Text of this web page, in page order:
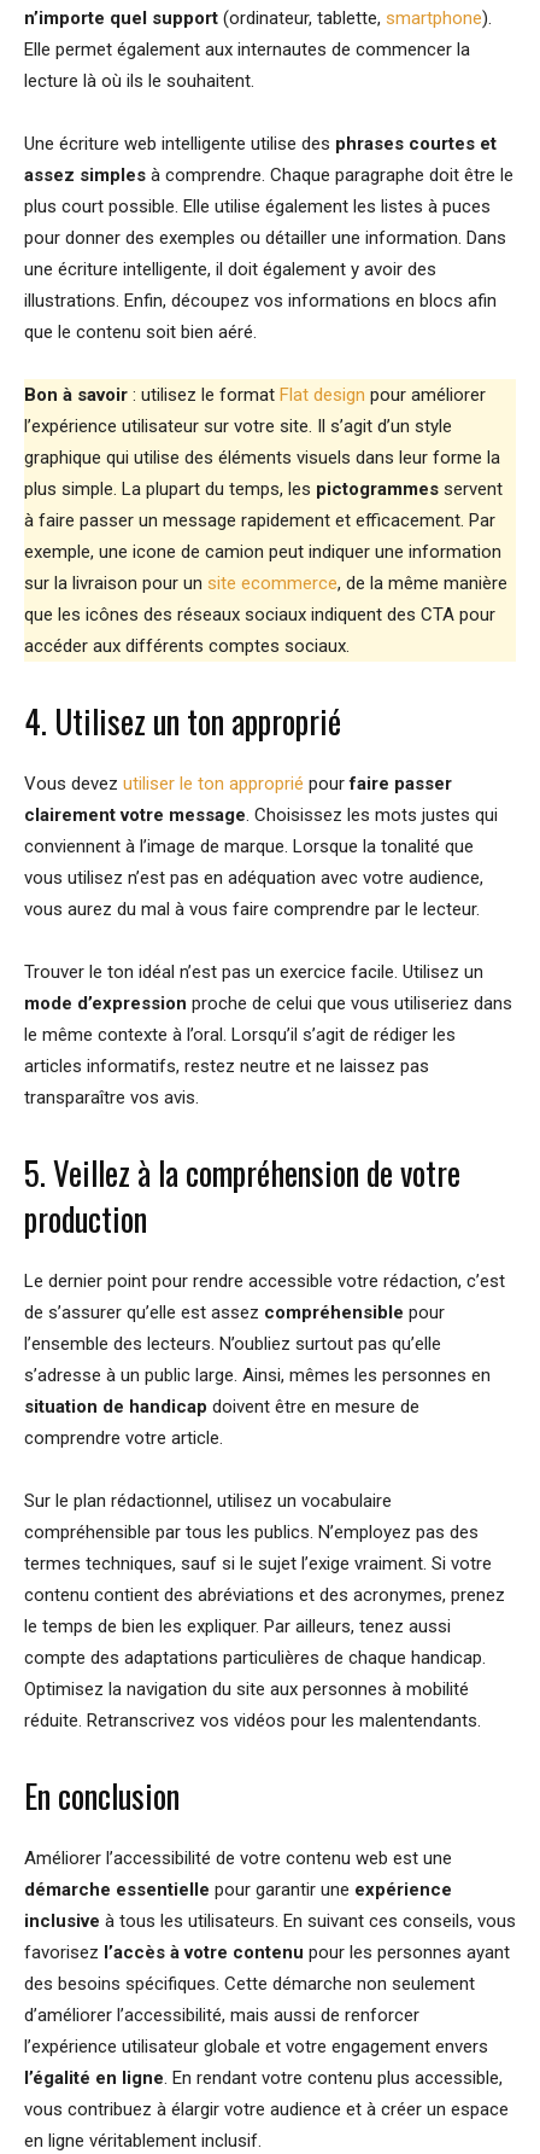
n’importe quel support (ordinateur, tablette, smartphone).
Elle permet également aux internautes de commencer la
lecture là où ils le souhaitent.
Une écriture web intelligente utilise des phrases courtes et
assez simples à comprendre. Chaque paragraphe doit être le
plus court possible. Elle utilise également les listes à puces
pour donner des exemples ou détailler une information. Dans
une écriture intelligente, il doit également y avoir des
illustrations. Enfin, découpez vos informations en blocs afin
que le contenu soit bien aéré.
Bon à savoir : utilisez le format Flat design pour améliorer
l’expérience utilisateur sur votre site. Il s’agit d’un style
graphique qui utilise des éléments visuels dans leur forme la
plus simple. La plupart du temps, les pictogrammes servent
à faire passer un message rapidement et efficacement. Par
exemple, une icone de camion peut indiquer une information
sur la livraison pour un site ecommerce, de la même manière
que les icônes des réseaux sociaux indiquent des CTA pour
accéder aux différents comptes sociaux.
4. Utilisez un ton approprié
Vous devez utiliser le ton approprié pourfaire passer
clairement votre message. Choisissez les mots justes qui
conviennent à l’image de marque. Lorsque la tonalité que
vous utilisez n’est pas en adéquation avec votre audience,
vous aurez du mal à vous faire comprendre par le lecteur.
Trouver le ton idéal n’est pas un exercice facile. Utilisez un
mode d’expression proche de celui que vous utiliseriez dans
le même contexte à l’oral. Lorsqu’il s’agit de rédiger les
articles informatifs, restez neutre et ne laissez pas
transparaître vos avis.
5. Veillez à la compréhension de votre
production
Le dernier point pour rendre accessible votre rédaction, c’est
de s’assurer qu’elle est assez compréhensible pour
l’ensemble des lecteurs. N’oubliez surtout pas qu’elle
s’adresse à un public large. Ainsi, mêmes les personnes en
situation de handicap doivent être en mesure de
comprendre votre article.
Sur le plan rédactionnel, utilisez un vocabulaire
compréhensible par tous les publics. N’employez pas des
termes techniques, sauf si le sujet l’exige vraiment. Si votre
contenu contient des abréviations et des acronymes, prenez
le temps de bien les expliquer. Par ailleurs, tenez aussi
compte des adaptations particulières de chaque handicap.
Optimisez la navigation du site aux personnes à mobilité
réduite. Retranscrivez vos vidéos pour les malentendants.
En conclusion
Améliorer l’accessibilité de votre contenu web est une
démarche essentielle pour garantir une expérience
inclusive à tous les utilisateurs. En suivant ces conseils, vous
favorisez l’accès à votre contenu pour les personnes ayant
des besoins spécifiques. Cette démarche non seulement
d’améliorer l’accessibilité, mais aussi de renforcer
l’expérience utilisateur globale et votre engagement envers
l’égalité en ligne. En rendant votre contenu plus accessible,
vous contribuez à élargir votre audience et à créer un espace
en ligne véritablement inclusif.